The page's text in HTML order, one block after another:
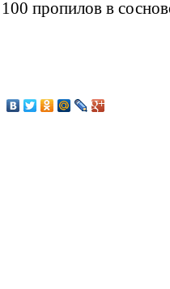
100 пропилов в